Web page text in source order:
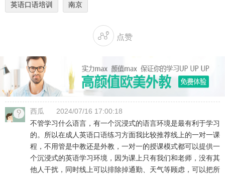
英语口语培训 南京
 点赞
西瓜
2024/07/16 17:00:18
不管学习什么语言，有一个沉浸式的语言环境是最有利于学习
的。所以在成人英语口语练习方面我比较推荐线上的一对一课
程，不用管是中教还是外教，一对一的授课模式都可以提供一
个沉浸式的英语学习环境，因为课上只有我们和老师，没有其
他人干扰，同时线上可以排除掉通勤、天气等顾虑，可以把所